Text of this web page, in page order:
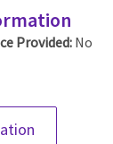
Provided: No